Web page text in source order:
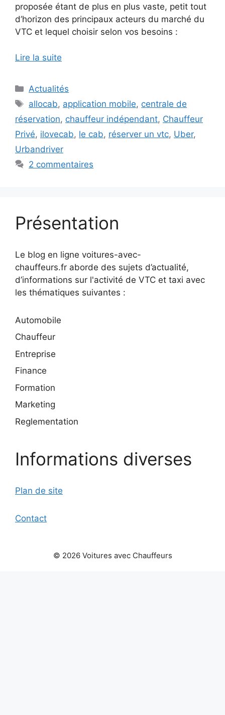
proposée étant de plus en plus vaste, petit tout
d’horizon des principaux acteurs du marché du
VTC et lequel choisir selon vos besoins :
Lire la suite
Catégories
Actualités
Étiquettes
allocab, application mobile, centrale de
réservation, chauffeur indépendant, Chauffeur
Privé, ilovecab, le cab, réserver un vtc, Uber,
Urbandriver
2 commentaires
Présentation
Le blog en ligne voitures-avec-
chauffeurs.fr aborde des sujets d’actualité,
d’informations sur l'activité de VTC et taxi avec
les thématiques suivantes :
Automobile
Chauffeur
Entreprise
Finance
Formation
Marketing
Reglementation
Informations diverses
Plan de site
Contact
© 2026 Voitures avec Chauffeurs